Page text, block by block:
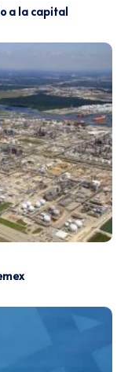
a la capital